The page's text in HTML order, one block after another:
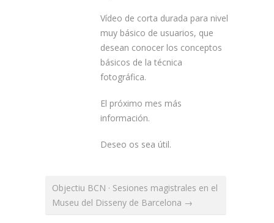
Vídeo de corta durada para nivel
muy básico de usuarios, que
desean conocer los conceptos
básicos de la técnica
fotográfica.
El próximo mes más
información.
Deseo os sea útil.
Objectiu BCN · Sesiones magistrales en el
Museu del Disseny de Barcelona →